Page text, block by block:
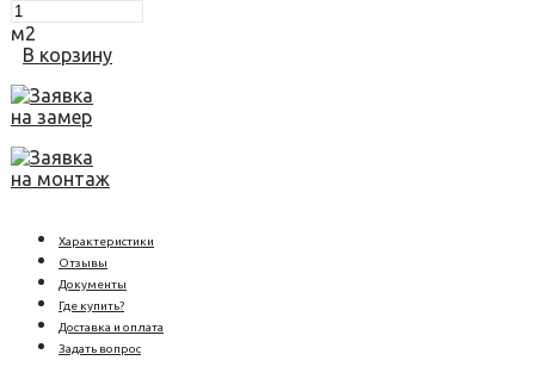
м2
В корзину
Заявка
на замер
Заявка
на монтаж
Характеристики
Отзывы
Документы
Где купить?
Доставка и оплата
Задать вопрос